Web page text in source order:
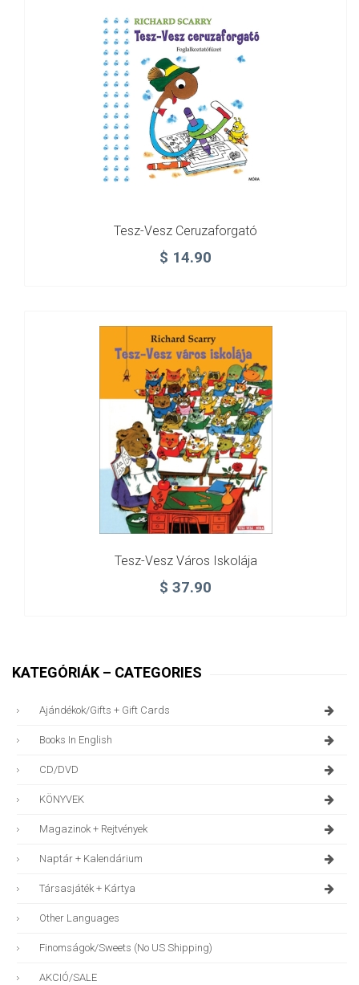
Tesz-Vesz Ceruzaforgató
$ 14.90
Tesz-Vesz Város Iskolája
$ 37.90
KATEGÓRIÁK – CATEGORIES
Ajándékok/gifts + Gift Cards
Books In English
CD/DVD
KÖNYVEK
Magazinok + Rejtvények
Naptár + Kalendárium
Társasjáték + Kártya
Other Languages
Finomságok/sweets (no US Shipping)
AKCIÓ/SALE